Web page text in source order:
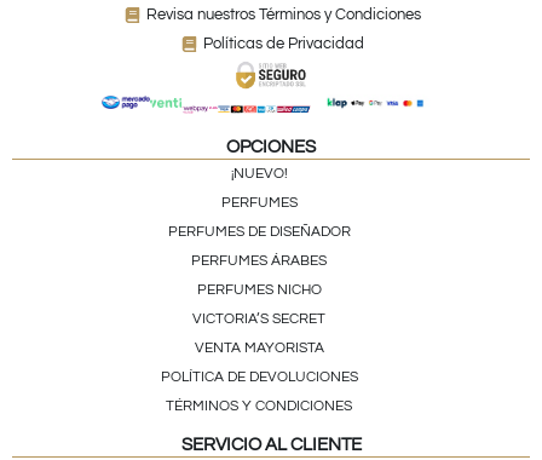
Revisa nuestros Términos y Condiciones
Políticas de Privacidad
OPCIONES
¡NUEVO!
PERFUMES
PERFUMES DE DISEÑADOR
PERFUMES ÁRABES
PERFUMES NICHO
VICTORIA’S SECRET
VENTA MAYORISTA
POLÍTICA DE DEVOLUCIONES
TÉRMINOS Y CONDICIONES
SERVICIO AL CLIENTE